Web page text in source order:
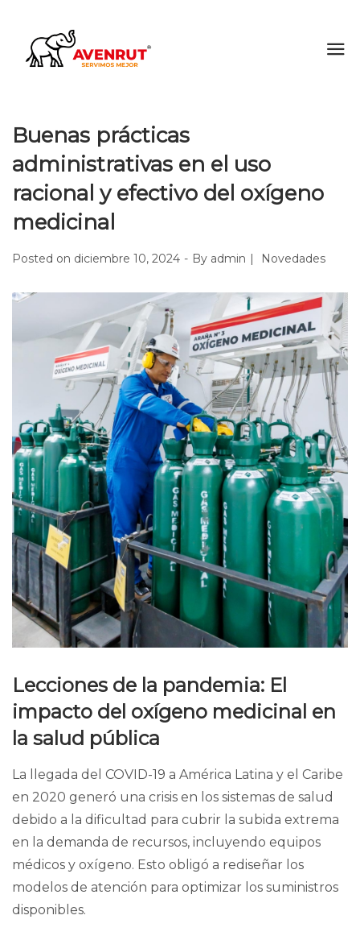
Buenas prácticas
administrativas en el uso
racional y efectivo del oxígeno
medicinal
Posted on diciembre 10, 2024 By admin Novedades
Lecciones de la pandemia: El
impacto del oxígeno medicinal en
la salud pública
La llegada del COVID-19 a América Latina y el Caribe
en 2020 generó una crisis en los sistemas de salud
debido a la dificultad para cubrir la subida extrema
en la demanda de recursos, incluyendo equipos
médicos y oxígeno. Esto obligó a rediseñar los
modelos de atención para optimizar los suministros
disponibles.